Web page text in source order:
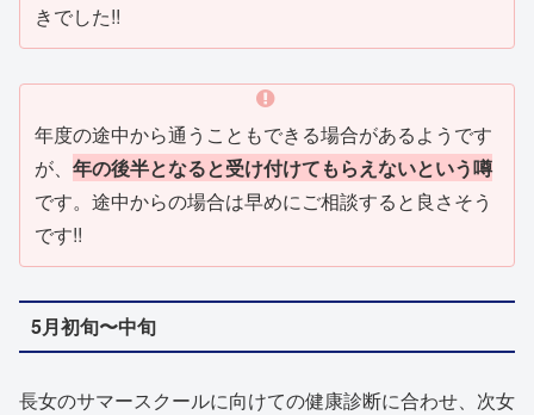
きでした!!
年度の途中から通うこともできる場合があるようです
が、 年の後半となると受け付けてもらえないという噂
です。途中からの場合は早めにご相談すると良さそう
です!!
5月初旬〜中旬
長女のサマースクールに向けての健康診断に合わせ、次女